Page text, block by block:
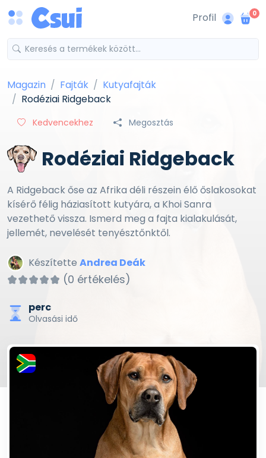
Profil 0
Magazin Fajták
Kutyafajták
Rodéziai Ridgeback
Kedvencekhez Megosztás
Rodéziai Ridgeback
A Ridgeback őse az Afrika déli részein élő őslakosokat
kísérő félig háziasított kutyára, a Khoi Sanra
vezethető vissza. Ismerd meg a fajta kialakulását,
jellemét, nevelését tenyésztőnktől.
Készítette Andrea Deák
(0 értékelés)
perc
Olvasási idő